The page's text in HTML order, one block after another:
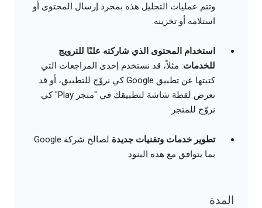
وتتم عمليات التحليل هذه بمجرد إرسال المحتوى أو
استلامه أو تخزينه.
استخدام المحتوى الذي شاركته علنًا للترويج
للخدمات: مثلاً، قد نستخدم إحدى المراجعات التي
كتبتها عن تطبيق Google كي نروّج للتطبيق، أو قد
نعرض لقطة شاشة لتطبيقك في "متجر Play" كي
نروّج للمتجر
تطوير خدمات وتقنيات جديدة
لصالح شركة Google
بما يتوافق مع هذه البنود
المدة